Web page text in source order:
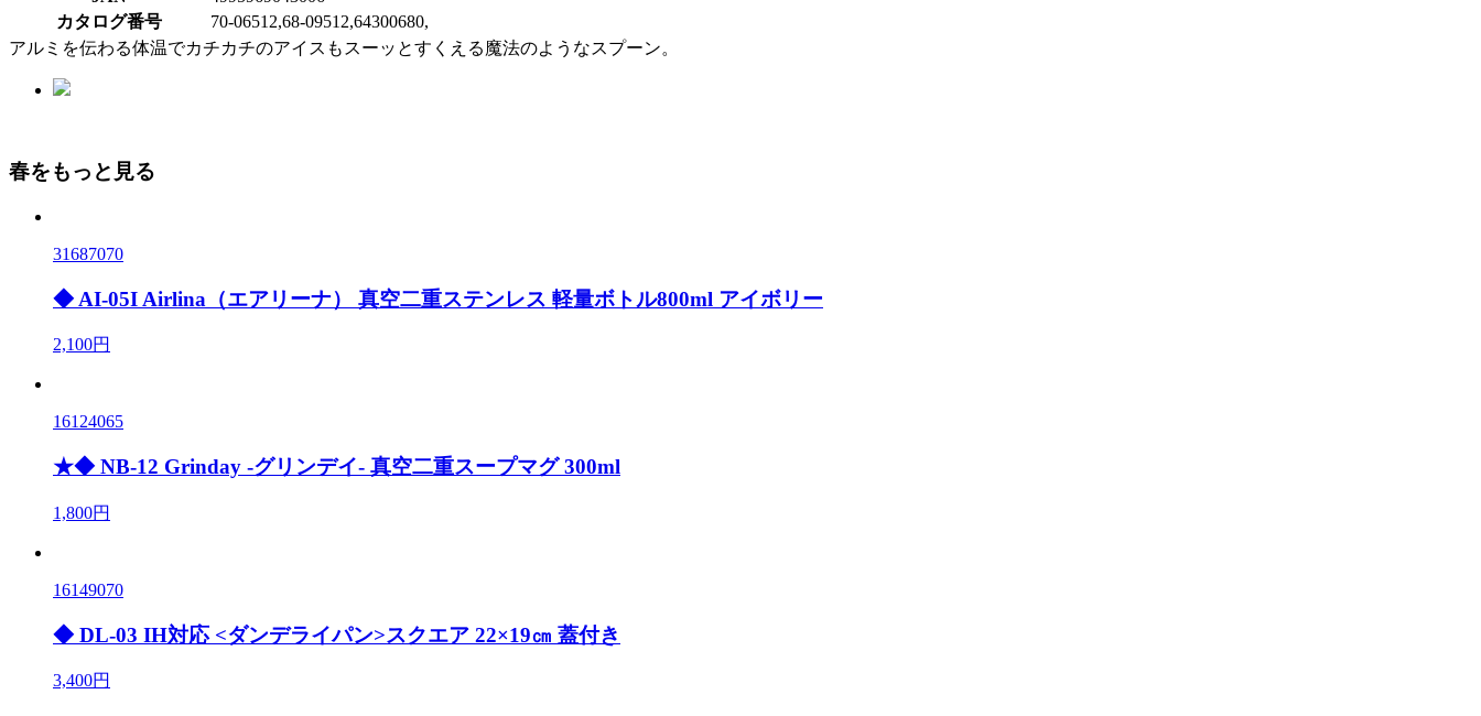
カタログ番号
70-06512,68-09512,64300680,
アルミを伝わる体温でカチカチのアイスもスーッとすくえる魔法のようなスプーン。
春をもっと見る
31687070
◆ AI-05I Airlina（エアリーナ） 真空二重ステンレス 軽量ボトル800ml アイボリー
2,100円
16124065
★◆ NB-12 Grinday -グリンデイ- 真空二重スープマグ 300ml
1,800円
16149070
◆ DL-03 IH対応 <ダンデライパン>スクエア 22×19㎝ 蓋付き
3,400円